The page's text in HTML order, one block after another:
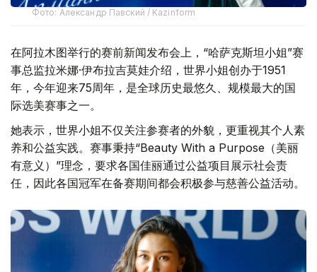
Фото: Александр Павский / Kazinform
在阿拉木图举行的赛前新闻发布会上，“哈萨克斯坦小姐”赛
事总监拉米娜·伊布拉吉莫娃介绍，世界小姐创办于1951
年，今年迎来75周年，是全球历史最悠久、规模最大的国
际选美赛事之一。
她表示，世界小姐不仅关注参赛者的外貌，更重视其个人素
养和公益实践。赛事秉持“Beauty With a Purpose（美丽
有意义）”理念，要求各国佳丽通过公益项目展示社会责
任，因此各国冠军在备赛期间都会积极参与慈善公益活动。